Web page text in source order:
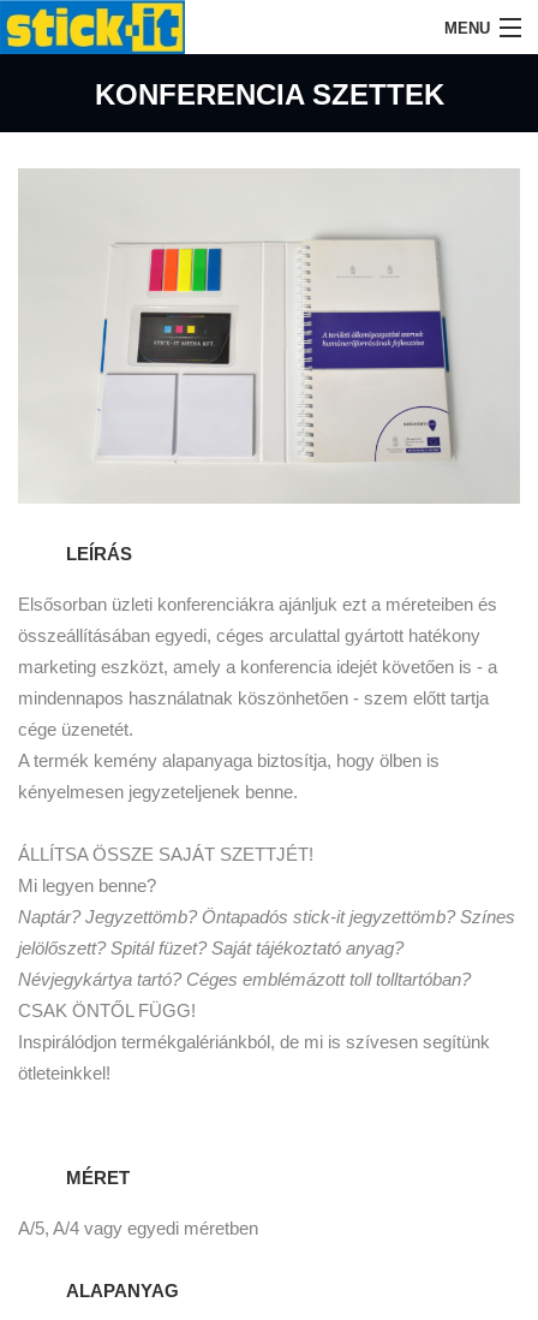
MENU
KEZDŐLAP
CÉGÜNKRŐL
TERMÉKEINK
KONFERENCIA SZETTEK
LEÍRÁS
Elsősorban üzleti konferenciákra ajánljuk ezt a méreteiben és
összeállításában egyedi, céges arculattal gyártott hatékony
marketing eszközt, amely a konferencia idejét követően is - a
mindennapos használatnak köszönhetően - szem előtt tartja
cége üzenetét.
A termék kemény alapanyaga biztosítja, hogy ölben is
kényelmesen jegyzeteljenek benne.
ÁLLÍTSA ÖSSZE SAJÁT SZETTJÉT!
Mi legyen benne?
Naptár? Jegyzettömb? Öntapadós stick-it jegyzettömb? Színes
jelölőszett? Spitál füzet? Saját tájékoztató anyag?
Névjegykártya tartó? Céges emblémázott toll tolltartóban?
CSAK ÖNTŐL FÜGG!
Inspirálódjon termékgalériánkból, de mi is szívesen segítünk
ötleteinkkel!
MÉRET
A/5, A/4 vagy egyedi méretben
ALAPANYAG